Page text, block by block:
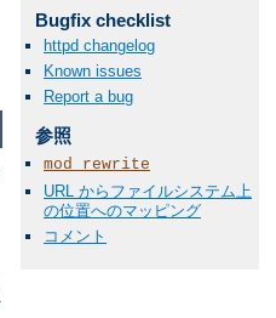
Bugfix checklist
httpd changelog
Known issues
Report a bug
参照
mod_rewrite
URL からファイルシステム上
の位置へのマッピング
コメント